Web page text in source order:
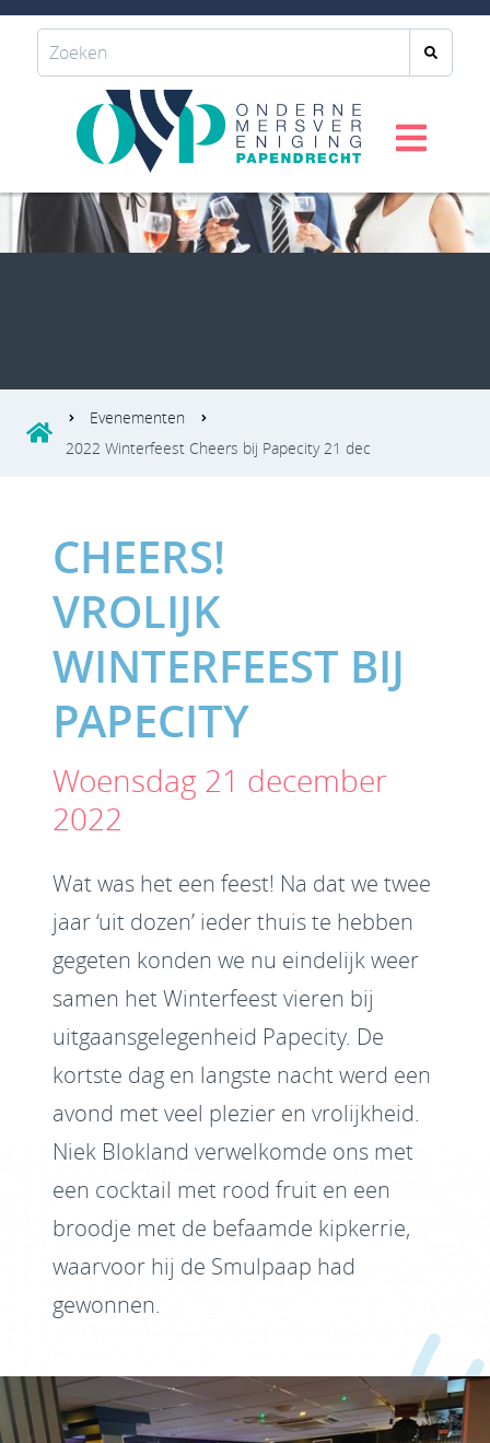
Evenementen
2022 Winterfeest Cheers bij Papecity 21 dec
CHEERS!
VROLIJK
WINTERFEEST BIJ
PAPECITY
Woensdag 21 december
2022
Wat was het een feest! Na dat we twee
jaar ‘uit dozen’ ieder thuis te hebben
gegeten konden we nu eindelijk weer
samen het Winterfeest vieren bij
uitgaansgelegenheid Papecity. De
kortste dag en langste nacht werd een
avond met veel plezier en vrolijkheid.
Niek Blokland verwelkomde ons met
een cocktail met rood fruit en een
broodje met de befaamde kipkerrie,
waarvoor hij de Smulpaap had
gewonnen.